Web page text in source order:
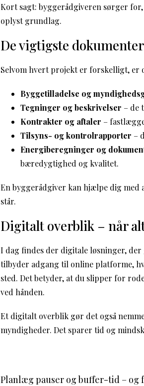
Kort sagt: byggerådgiveren sørger
oplyst grundlag.
De vigtigste
Selvom hvert projekt er forskelligt, er
Byggetilladelse og
Tegninger og beskrivelser – de
Kontrakter og aftaler –
Tilsyns- og kontrolrapporter –
Energiberegninger og
bæredygtighed og kvalitet.
En byggerådgiver kan hjælpe dig med
står.
Digitalt overblik – når
I dag findes der digitale løsninger,
tilbyder adgang til online platforme,
sted. Det betyder, at du slipper for
ved hånden.
Et digitalt overblik gør det også
myndigheder. Det sparer tid og
Planlæg pauser og buffer-tid – og